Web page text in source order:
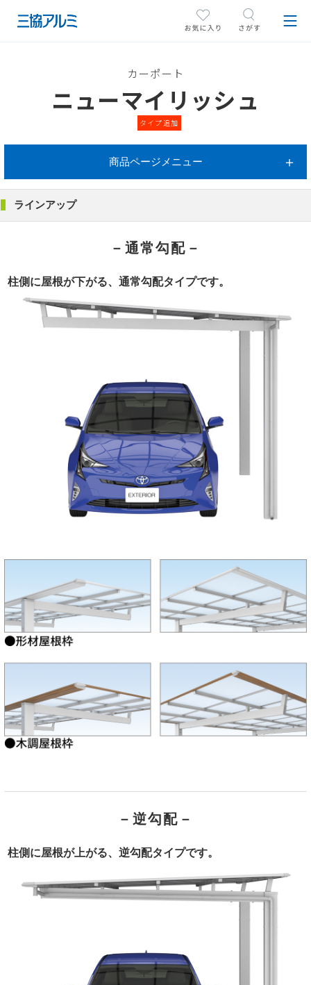
カーポート
ニューマイリッシュ
タイプ追加
商品ページメニュー
ラインアップ
－通常勾配－
柱側に屋根が下がる、通常勾配タイプです。
－逆勾配－
柱側に屋根が上がる、逆勾配タイプです。